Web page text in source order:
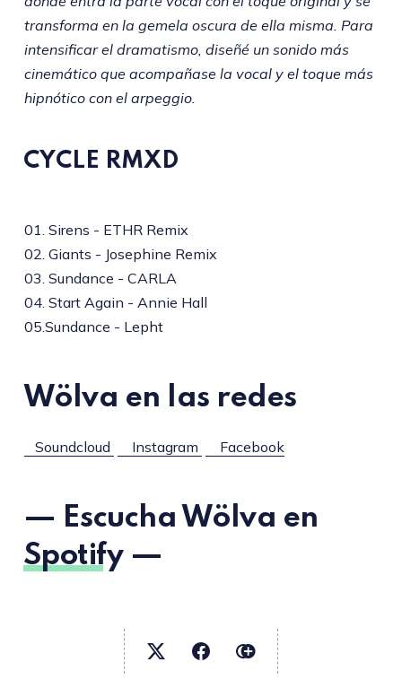
transforma en la gemela oscura de ella misma. Para
intensificar el dramatismo, diseñé un sonido más
cinemático que acompañase la vocal y el toque más
hipnótico con el arpeggio.
CYCLE RMXD
01. Sirens - ETHR Remix
02. Giants - Josephine Remix
03. Sundance - CARLA
04. Start Again - Annie Hall
05.Sundance - Lepht
Wölva en las redes
Soundcloud Instagram Facebook
— Escucha Wölva en
Spotify—